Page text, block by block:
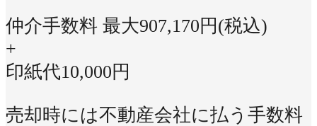
仲介手数料 最大907,170円(税込)
+
印紙代10,000円
売却時には不動産会社に払う手数料